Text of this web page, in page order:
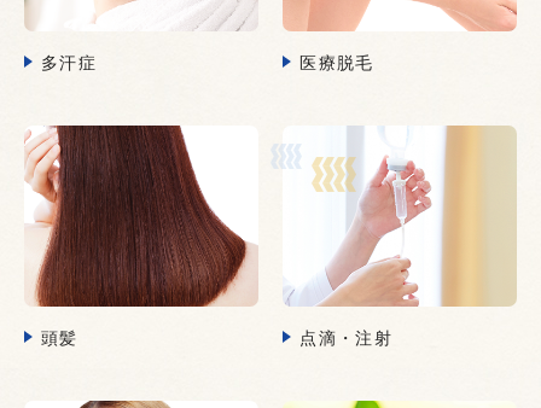
多汗症 医療脱毛
頭髪 点滴・注射